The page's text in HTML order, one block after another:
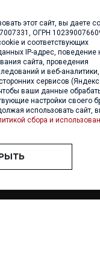
+7 (4012) 960 898
236017 Калининград,
Каштановая аллея, 47
+7 4012 960 898,
+7 4012 960 856
Написать нам
2013 - 2026. Все права
и
этот сайт, вы даете
ОГРН
и соответствующих
IP-адрес, поведение
сайта, проведения
и веб-
сервисов
ваши данные
настройки своего
использовать сайт,
сбора и